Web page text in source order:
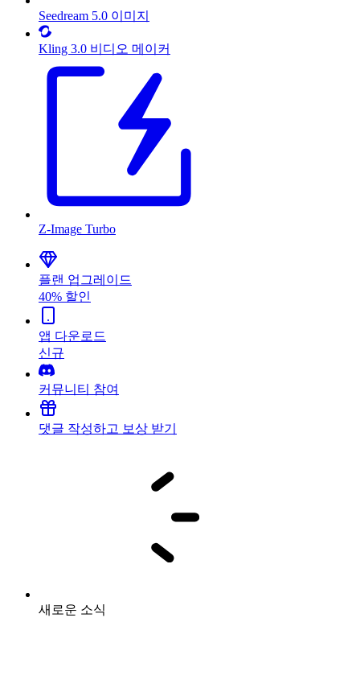
Seedream 5.0 이미지
Kling 3.0 비디오 메이커
Z-Image Turbo
플랜 업그레이드
40% 할인
앱 다운로드
신규
커뮤니티 참여
댓글 작성하고 보상 받기
새로운 소식